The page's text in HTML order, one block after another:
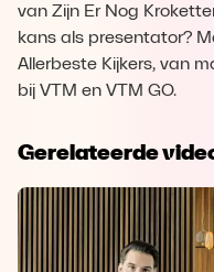
van Zijn Er Nog
kans als presentator?
Allerbeste Kijkers, van
bij VTM en VTM GO.
Gerelateerde